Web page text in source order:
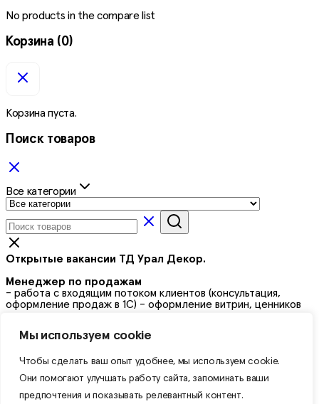
Мы используем cookie
Чтобы сделать ваш опыт удобнее, мы используем cookie.
Они помогают улучшать работу сайта, запоминать ваши
предпочтения и показывать релевантный контент.
No products in the compare list
Корзина (0)
Корзина пуста.
Поиск товаров
Все категории
Открытые вакансии ТД Урал Декор.
Менеджер по продажам
- работа с входящим потоком клиентов (консультация,
оформление продаж в 1С) - оформление витрин, ценников
- комплектация и выдача товара - прием товара - погрузо-
График работы
5/2 с 09:00 до 18:00
Выходные дни - плавающие, подробности по
телефону: 89058419314